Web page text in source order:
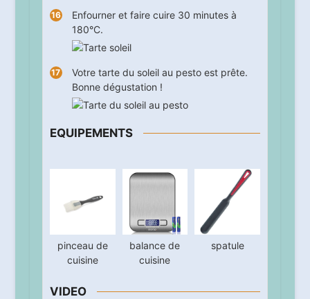
Enfourner et faire cuire 30 minutes à
180°C.
Votre tarte du soleil au pesto est prête.
Bonne dégustation !
EQUIPEMENTS
pinceau de
cuisine
balance de
cuisine
spatule
VIDEO